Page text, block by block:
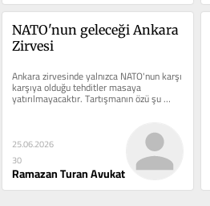
NATO'nun geleceği Ankara
Zirvesi
Ankara zirvesinde yalnızca NATO'nun karşı
karşıya olduğu tehditler masaya
yatırılmayacaktır. Tartışmanın özü şu
sorular etrafında...
25.06.2026
30
Ramazan Turan Avukat